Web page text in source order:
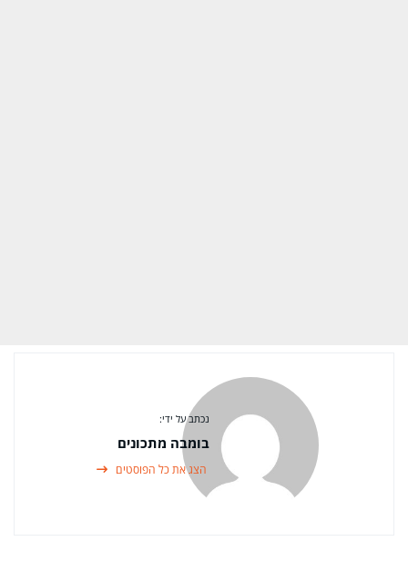
נכתב על ידי:
בומבה מתכונים
הצג את כל הפוסטים